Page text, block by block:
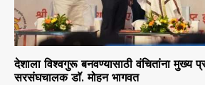
देशाला विश्वगुरू बनवण्यासाठी वंचितांना मुख्य
सरसंघचालक डाॅ. मोहन भागवत